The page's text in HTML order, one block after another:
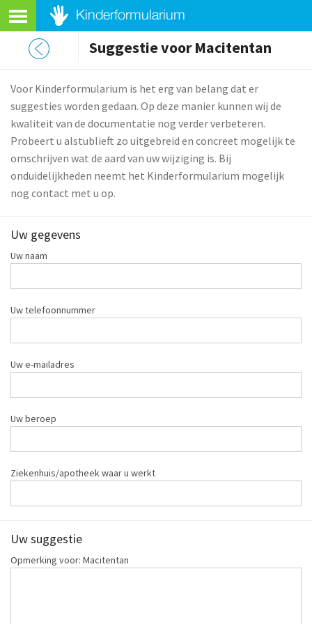
Suggestie voor Macitentan
Voor Kinderformularium is het erg van belang dat er
suggesties worden gedaan. Op deze manier kunnen wij de
kwaliteit van de documentatie nog verder verbeteren.
Probeert u alstublieft zo uitgebreid en concreet mogelijk te
omschrijven wat de aard van uw wijziging is. Bij
onduidelijkheden neemt het Kinderformularium mogelijk
nog contact met u op.
Uw gegevens
Uw naam
Uw telefoonnummer
Uw e-mailadres
Uw beroep
Ziekenhuis/apotheek waar u werkt
Uw suggestie
Opmerking voor: Macitentan